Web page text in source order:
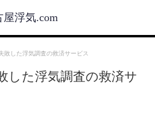
屋浮気.com
敗した浮気調査の救済サービス
した浮気調査の救済サ